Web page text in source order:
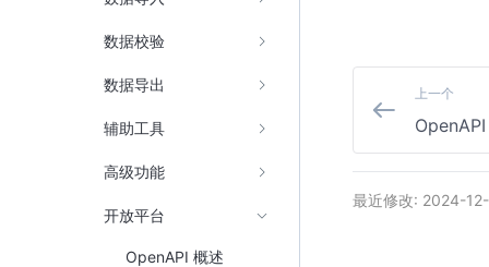
上一个
最近修改: 2024-
数据校验
数据导出
辅助工具
高级功能
开放平台
OpenAPI 概述